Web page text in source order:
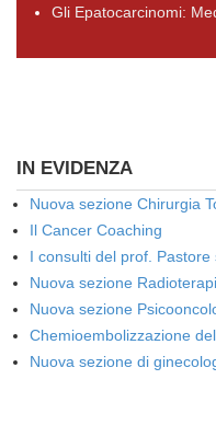
Gli Epatocarcinomi:
IN EVIDENZA
Nuova sezione Chirurgia
Il Cancer Coaching
I consulti del prof. Pastore
Nuova sezione
Nuova sezione
Chemioembolizzazione
Nuova sezione di